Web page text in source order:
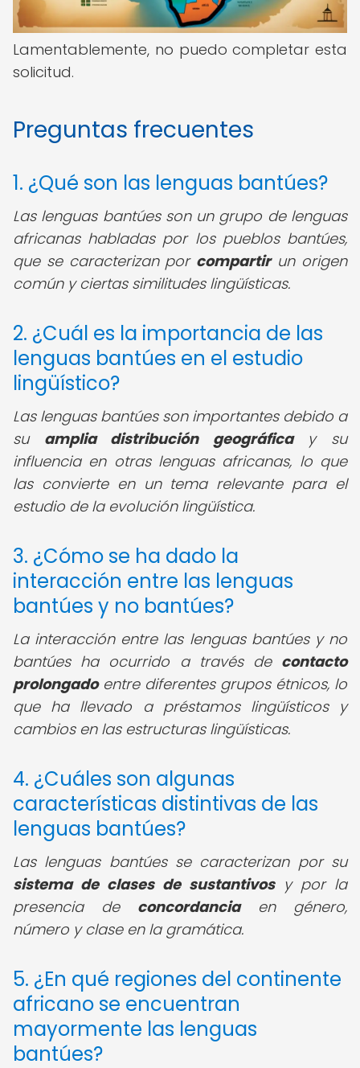
Lamentablemente, no puedo completar esta
solicitud.
Preguntas frecuentes
1. ¿Qué son las lenguas bantúes?
Las lenguas bantúes son un grupo de lenguas
africanas habladas por los pueblos bantúes,
que se caracterizan por compartirun origen
común y ciertas similitudes lingüísticas.
2. ¿Cuál es la importancia de las
lenguas bantúes en el estudio
lingüístico?
Las lenguas bantúes son importantes debido a
su amplia distribución geográficay su
influencia en otras lenguas africanas, lo que
las convierte en un tema relevante para el
estudio de la evolución lingüística.
3. ¿Cómo se ha dado la
interacción entre las lenguas
bantúes y no bantúes?
La interacción entre las lenguas bantúes y no
bantúes ha ocurrido a través de contacto
prolongadoentre diferentes grupos étnicos, lo
que ha llevado a préstamos lingüísticos y
cambios en las estructuras lingüísticas.
4. ¿Cuáles son algunas
características distintivas de las
lenguas bantúes?
Las lenguas bantúes se caracterizan por su
sistema de clases de sustantivosy por la
presencia de concordanciaen género,
número y clase en la gramática.
5. ¿En qué regiones del continente
africano se encuentran
mayormente las lenguas
bantúes?